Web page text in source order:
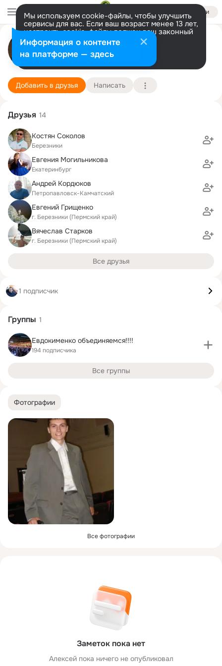
Войти
Мы используем cookie-файлы, чтобы улучшить
сервисы для вас. Если ваш возраст менее 13 лет,
настроить cookie-файлы должен ваш законный
представитель. Больше информации
Разрешить все Настроить
Алексей Евдокименко
Пермь
18 ноября (41 год)
1 лицей при БФ ПГТУ
Подробнее
Добавить в друзья Написать
Фотографии
Все фотографии
Заметок пока нет
Алексей пока ничего не опубликовал
Друзья 14
Костян Соколов
Березники
Евгения Могильникова
Екатеринбург
Андрей Кордюков
Петропавловск-Камчатский
Евгений Грищенко
г. Березники (Пермский край)
Вячеслав Старков
г. Березники (Пермский край)
Все друзья
1 подписчик
Группы 1
Евдокименко объединяемся!!!!
194 подписчика
Все группы
Информация о контенте
на платформе — здесь